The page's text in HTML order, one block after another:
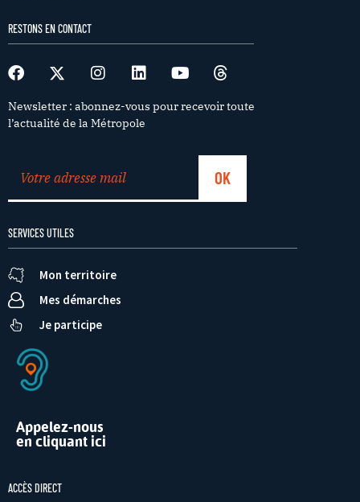
RESTONS EN CONTACT
Newsletter : abonnez-vous pour recevoir toute
l’actualité de la Métropole
SERVICES UTILES
Mon territoire
Mes démarches
Je participe
Appelez-nous
en cliquant ici
ACCÈS DIRECT